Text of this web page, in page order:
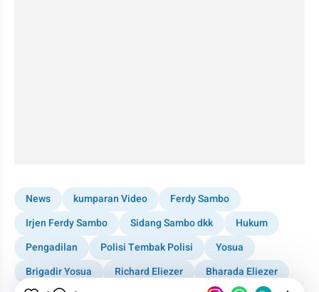
News kumparan Video
Ferdy Sambo
Irjen Ferdy Sambo
Sidang Sambo dkk
Hukum
Pengadilan
Polisi Tembak Polisi
Yosua
Brigadir Yosua
Richard Eliezer
Bharada Eliezer